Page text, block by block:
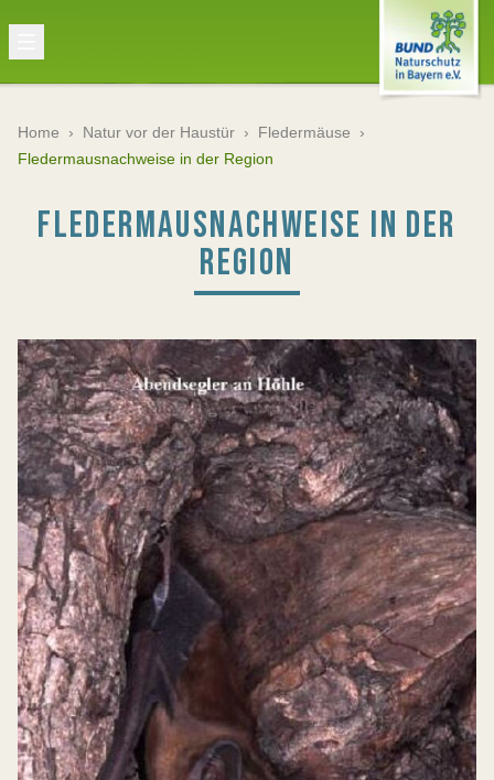
Home › Natur vor der Haustür › Fledermäuse ›
Fledermausnachweise in der Region
FLEDERMAUSNACHWEISE IN DER
REGION